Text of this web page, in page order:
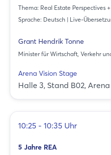
Thema: Real Estate Perspectives
Sprache: Deutsch | Live-
Grant Hendrik Tonne
Minister für Wirtschaft, Verkehr
Arena Vision Stage
Halle 3, Stand B02,
10:25 - 10:35 Uhr
5 Jahre REA